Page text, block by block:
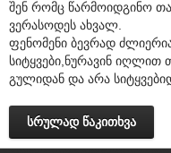
შენ რომც წარმოიდგინო
ვერასოდეს ახვალ.
ფენომენი ბევრად
სიტყვები,ნურავინ იღლით
გულიდან და არა
სრულად წაკითხვა